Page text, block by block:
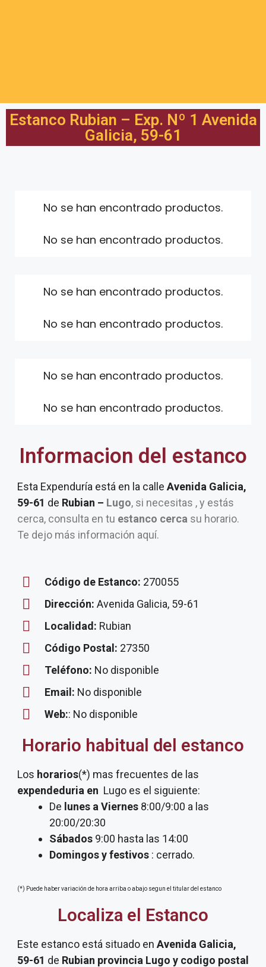
Estanco Rubian – Exp. Nº 1 Avenida
Galicia, 59-61
No se han encontrado productos.
No se han encontrado productos.
No se han encontrado productos.
No se han encontrado productos.
No se han encontrado productos.
No se han encontrado productos.
Informacion del estanco
Esta Expenduría está en la calle Avenida Galicia,
59-61 de Rubian – Lugo, si necesitas , y estás
cerca, consulta en tu estanco cerca su horario.
Te dejo más información aquí.
Código de Estanco: 270055
Dirección: Avenida Galicia, 59-61
Localidad: Rubian
Código Postal: 27350
Teléfono: No disponible
Email: No disponible
Web:: No disponible
Horario habitual del estanco
Los horarios(*) mas frecuentes de las
expendeduria en Lugo es el siguiente:
De lunes a Viernes 8:00/9:00 a las
20:00/20:30
Sábados 9:00 hasta las 14:00
Domingos y festivos : cerrado.
(*) Puede haber variación de hora arriba o abajo segun el titular del estanco
Localiza el Estanco
Este estanco está situado en Avenida Galicia,
59-61 de Rubian provincia Lugo y codigo postal